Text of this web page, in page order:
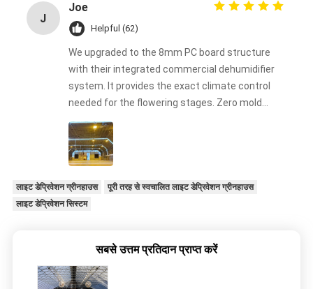
J
Joe
Helpful (62)
We upgraded to the 8mm PC board structure
with their integrated commercial dehumidifier
system. It provides the exact climate control
needed for the flowering stages. Zero mold
issues this harvest!
लाइट डेप्रिवेशन ग्रीनहाउस
पूरी तरह से स्वचालित लाइट डेप्रिवेशन ग्रीनहाउस
लाइट डेप्रिवेशन सिस्टम
सबसे उत्तम प्रतिदान प्राप्त करें